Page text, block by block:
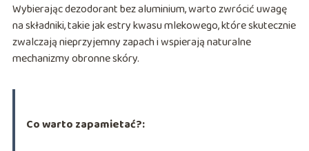
Wybierając dezodorant bez aluminium, warto zwrócić uwagę
na składniki, takie jak estry kwasu mlekowego, które skutecznie
zwalczają nieprzyjemny zapach i wspierają naturalne
mechanizmy obronne skóry.
Co warto zapamietać?: